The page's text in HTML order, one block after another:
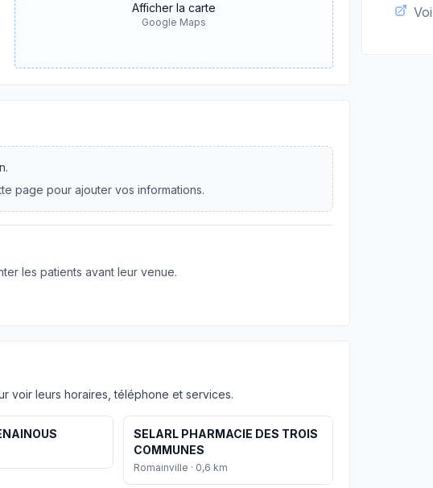
Afficher la carte
Google Maps
page pour ajouter vos informations.
les patients avant leur venue.
voir leurs horaires, téléphone et services.
SELARL PHARMACIE DES TROIS
COMMUNES
Romainville · 0,6 km